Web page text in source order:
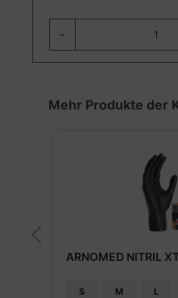
-
Produktgalerie
Mehr Produkte der
ARNOMED NITRIL
S M L